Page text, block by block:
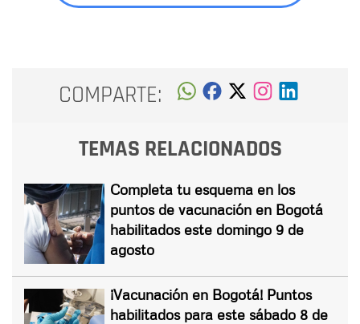
COMPARTE:
TEMAS RELACIONADOS
Completa tu esquema en los
puntos de vacunación en Bogotá
habilitados este domingo 9 de
agosto
¡Vacunación en Bogotá! Puntos
habilitados para este sábado 8 de